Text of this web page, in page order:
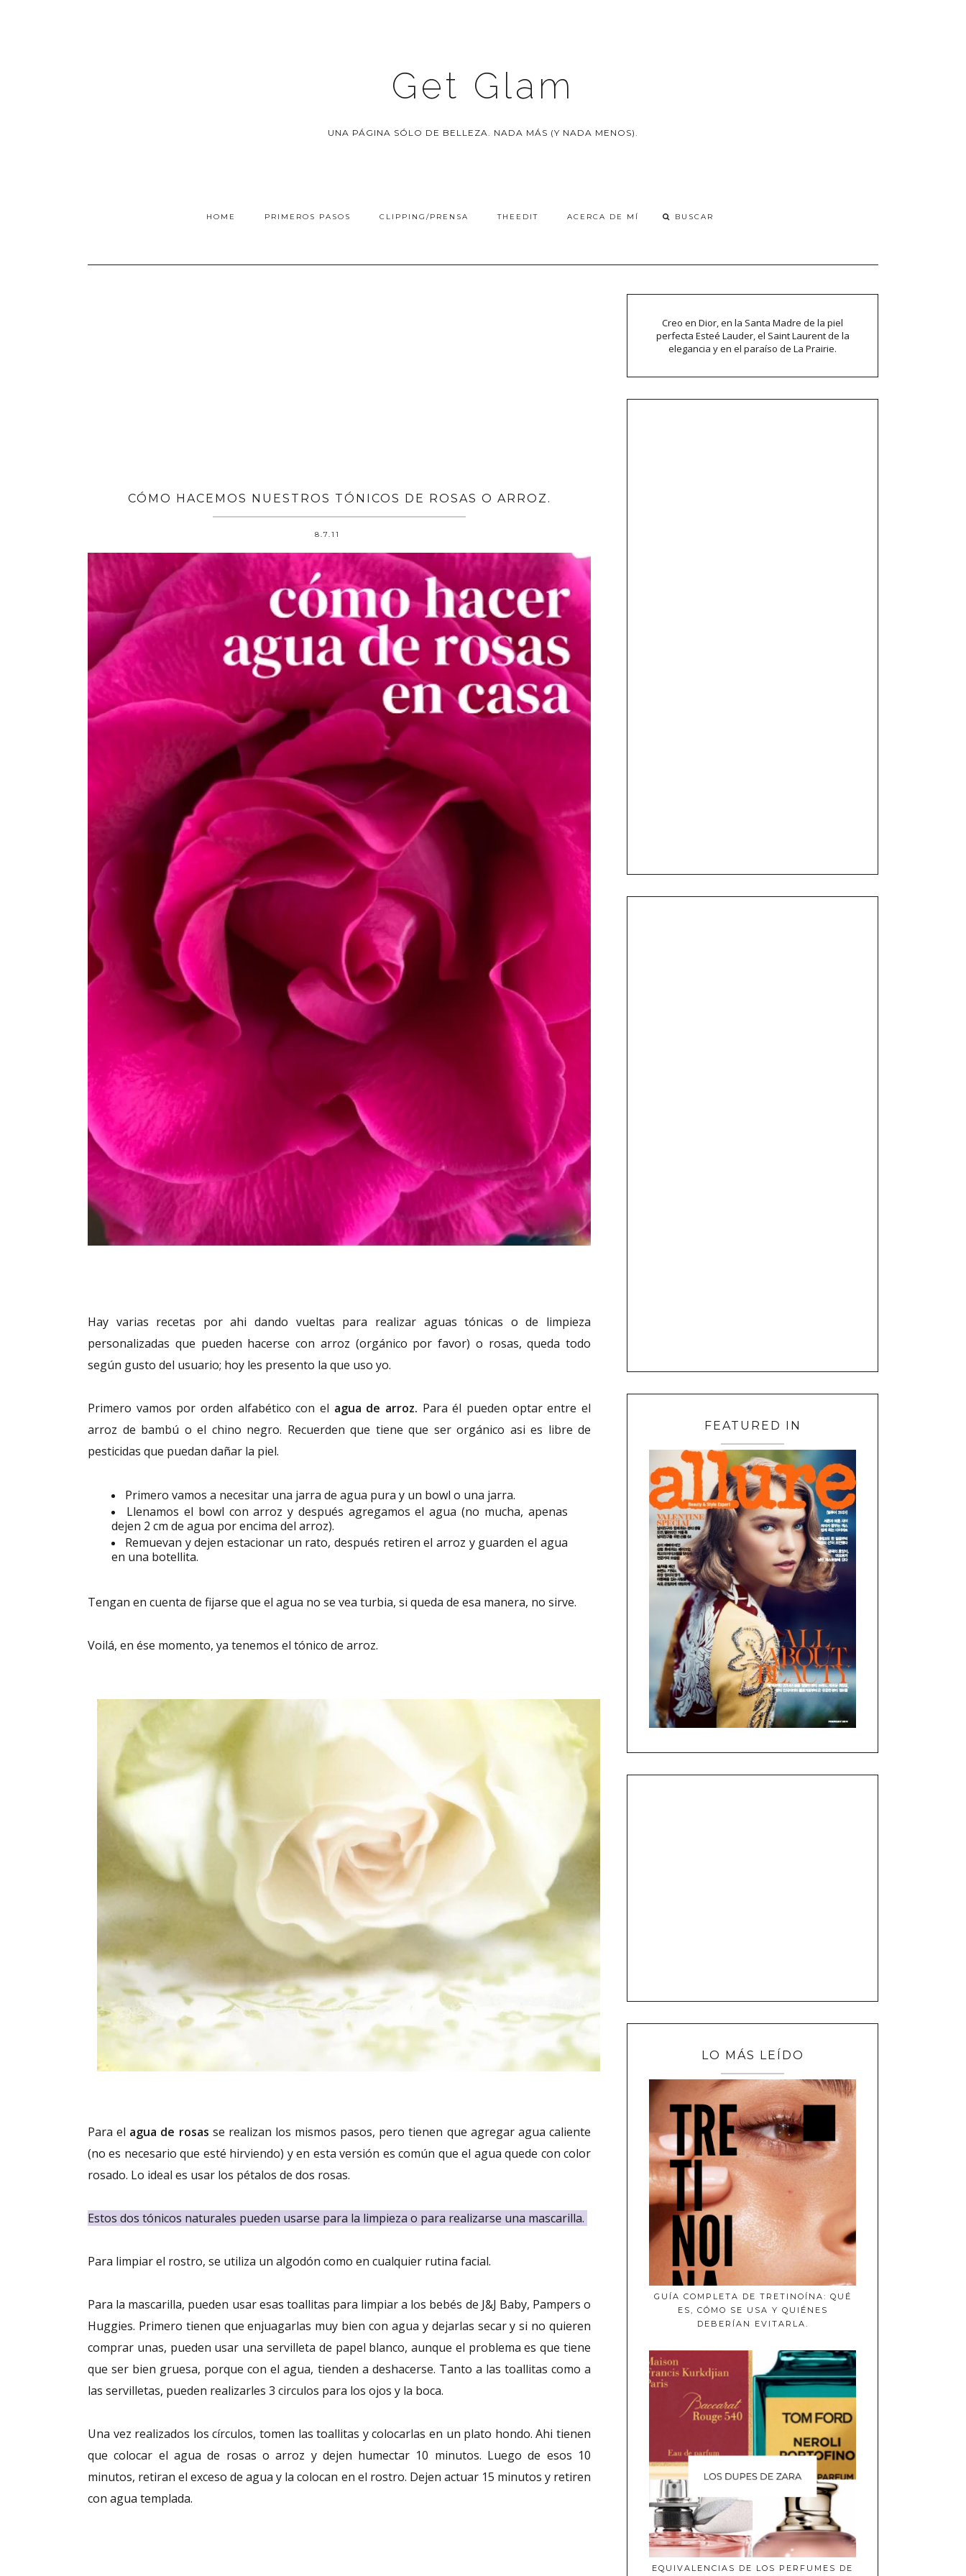
Get Glam
UNA PÁGINA SÓLO DE BELLEZA. NADA MÁS (Y NADA MENOS).
HOME PRIMEROS PASOS CLIPPING/PRENSA THEEDIT ACERCA DE MÍ
CÓMO HACEMOS NUESTROS TÓNICOS DE ROSAS O ARROZ.
8.7.11
Hay varias recetas por ahi dando vueltas para realizar aguas tónicas o de limpieza
personalizadas que pueden hacerse con arroz (orgánico por favor) o rosas, queda todo
según gusto del usuario; hoy les presento la que uso yo.
Primero vamos por orden alfabético con el agua de arroz. Para él pueden optar entre el
arroz de bambú o el chino negro. Recuerden que tiene que ser orgánico asi es libre de
pesticidas que puedan dañar la piel.
Primero vamos a necesitar una jarra de agua pura y un bowl o una jarra.
Llenamos el bowl con arroz y después agregamos el agua (no mucha, apenas
dejen 2 cm de agua por encima del arroz).
Remuevan y dejen estacionar un rato, después retiren el arroz y guarden el agua
en una botellita.
Tengan en cuenta de fijarse que el agua no se vea turbia, si queda de esa manera, no sirve.
Voilá, en ése momento, ya tenemos el tónico de arroz.
Para el agua de rosas se realizan los mismos pasos, pero tienen que agregar agua caliente
(no es necesario que esté hirviendo) y en esta versión es común que el agua quede con color
rosado. Lo ideal es usar los pétalos de dos rosas.
Estos dos tónicos naturales pueden usarse para la limpieza o para realizarse una mascarilla.
Para limpiar el rostro, se utiliza un algodón como en cualquier rutina facial.
Para la mascarilla, pueden usar esas toallitas para limpiar a los bebés de J&J Baby, Pampers o
Huggies. Primero tienen que enjuagarlas muy bien con agua y dejarlas secar y si no quieren
comprar unas, pueden usar una servilleta de papel blanco, aunque el problema es que tiene
que ser bien gruesa, porque con el agua, tienden a deshacerse. Tanto a las toallitas como a
las servilletas, pueden realizarles 3 circulos para los ojos y la boca.
Una vez realizados los círculos, tomen las toallitas y colocarlas en un plato hondo. Ahi tienen
que colocar el agua de rosas o arroz y dejen humectar 10 minutos. Luego de esos 10
minutos, retiran el exceso de agua y la colocan en el rostro. Dejen actuar 15 minutos y retiren
con agua templada.
Creo en Dior, en la Santa Madre de la piel
perfecta Esteé Lauder, el Saint Laurent de la
elegancia y en el paraíso de La Prairie.
FEATURED IN
LO MÁS LEÍDO
GUÍA COMPLETA DE TRETINOÍNA: QUÉ
ES, CÓMO SE USA Y QUIÉNES
DEBERÍAN EVITARLA.
EQUIVALENCIAS DE LOS PERFUMES DE